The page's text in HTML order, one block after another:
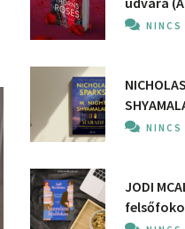
NINCS
NINCS
JODI